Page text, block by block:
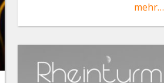
mehr…